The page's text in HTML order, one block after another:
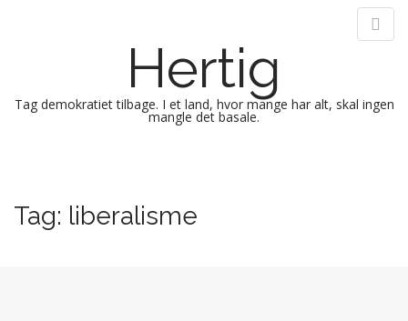
Hertig
Tag demokratiet tilbage. I et land, hvor mange har alt, skal ingen
mangle det basale.
i
n
p
Tag: liberalisme